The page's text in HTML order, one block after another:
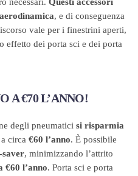
, e di conseguenza
vale per i finestrini aperti,
effetto dei porta sci e dei porta
A €70 L’ANNO!
degli pneumatici si risparmia
circa €60 l’anno. È possibile
saver, minimizzando l’attrito
l’anno. Porta sci e porta